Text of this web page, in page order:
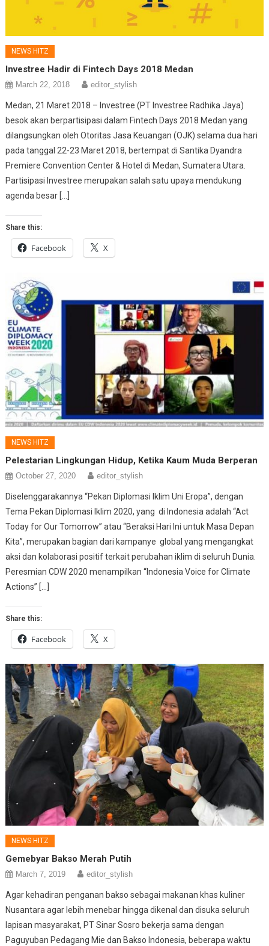
NEWS HITZ
Investree Hadir di Fintech Days 2018 Medan
March 22, 2018 editor_stylish
Medan, 21 Maret 2018 – Investree (PT Investree Radhika Jaya)
besok akan berpartisipasi dalam Fintech Days 2018 Medan yang
dilangsungkan oleh Otoritas Jasa Keuangan (OJK) selama dua hari
pada tanggal 22-23 Maret 2018, bertempat di Santika Dyandra
Premiere Convention Center & Hotel di Medan, Sumatera Utara.
Partisipasi Investree merupakan salah satu upaya mendukung
agenda besar […]
Share this:
Facebook X
NEWS HITZ
Pelestarian Lingkungan Hidup, Ketika Kaum Muda Berperan
October 27, 2020 editor_stylish
Diselenggarakannya “Pekan Diplomasi Iklim Uni Eropa”, dengan
Tema Pekan Diplomasi Iklim 2020, yang di Indonesia adalah “Act
Today for Our Tomorrow” atau “Beraksi Hari Ini untuk Masa Depan
Kita”, merupakan bagian dari kampanye global yang mengangkat
aksi dan kolaborasi positif terkait perubahan iklim di seluruh Dunia.
Peresmian CDW 2020 menampilkan “Indonesia Voice for Climate
Actions” […]
Share this:
Facebook X
NEWS HITZ
Gemebyar Bakso Merah Putih
March 7, 2019 editor_stylish
Agar kehadiran penganan bakso sebagai makanan khas kuliner
Nusantara agar lebih menebar hingga dikenal dan disuka seluruh
lapisan masyarakat, PT Sinar Sosro bekerja sama dengan
Paguyuban Pedagang Mie dan Bakso Indonesia, beberapa waktu